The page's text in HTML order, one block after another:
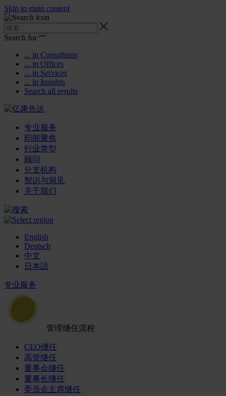
Skip to main content
Search for “”
... in Consultants
... in Offices
... in Services
... in Insights
Search all results
专业服务
职能聚焦
行业类型
顾问
分支机构
智识与洞见
关于我们
English
Deutsch
中文
日本語
专业服务
管理继任流程
CEO继任
高管继任
董事会继任
董事长继任
委员会主席继任